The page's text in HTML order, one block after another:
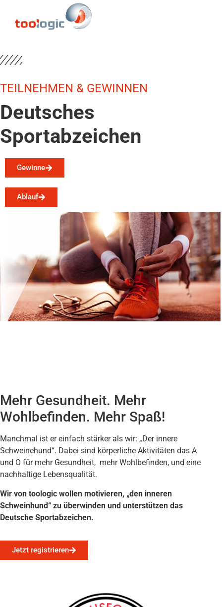
TEILNEHMEN & GEWINNEN
Deutsches
Sportabzeichen
Gewinne
Ablauf
Mehr Gesundheit. Mehr
Wohlbefinden. Mehr Spaß!
Manchmal ist er einfach stärker als wir: „Der innere
Schweinehund“. Dabei sind körperliche Aktivitäten das A
und O für mehr Gesundheit, mehr Wohlbefinden, und eine
nachhaltige Lebensqualität.
Wir von toologic wollen motivieren, „den inneren
Schweinhund“ zu überwinden und unterstützen das
Deutsche Sportabzeichen.
Jetzt registrieren